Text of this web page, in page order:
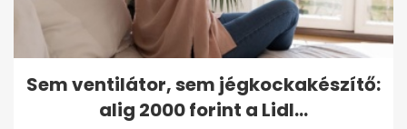
Sem ventilátor, sem jégkockakészítő:
alig 2000 forint a Lidl...